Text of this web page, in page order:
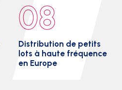
08
Distribution de petits
lots à haute fréquence
en Europe